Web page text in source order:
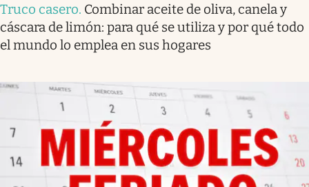
Truco casero. Combinar aceite de oliva, canela y
cáscara de limón: para qué se utiliza y por qué todo
el mundo lo emplea en sus hogares